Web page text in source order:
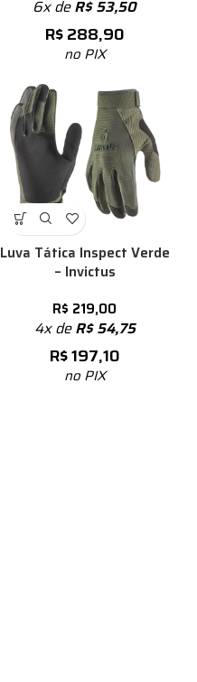
6x deR$53,50
R$288,90
no PIX
Luva Tática Inspect Verde
– Invictus
R$ 219,00
4x deR$54,75
R$197,10
no PIX